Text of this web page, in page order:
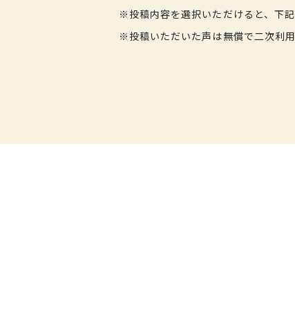
※投稿内容を選択いただけると、下記
※投稿いただいた声は無償で二次利